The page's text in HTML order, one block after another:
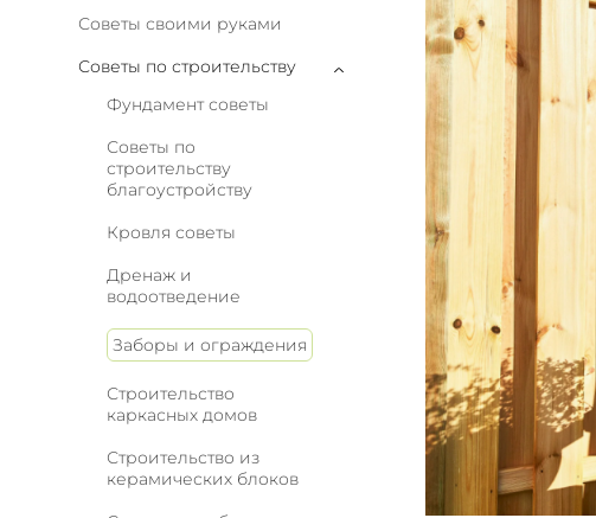
Советы своими руками
Советы по строительству
Фундамент советы
Советы по
строительству
благоустройству
Кровля советы
Дренаж и
водоотведение
Заборы и ограждения
Строительство
каркасных домов
Строительство из
керамических блоков